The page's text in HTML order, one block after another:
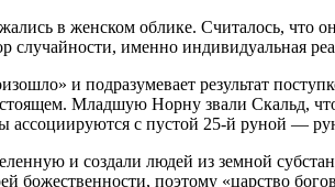
в женском облике. Считалось, что
случайности, именно индивидуальная
и подразумевает результат
Младшую Норну звали Скальд,
ассоциируются с пустой 25-й руной —
и создали людей из земной
поэтому «царство